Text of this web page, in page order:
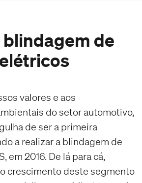
de
valores e aos
do setor automotivo,
de ser a primeira
a realizar a blindagem de
em 2016. De lá para cá,
crescimento deste segmento